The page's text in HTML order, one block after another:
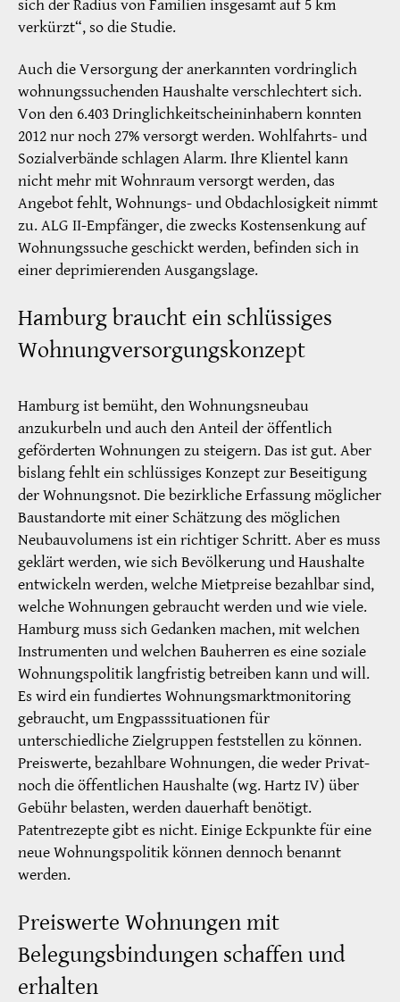
sich der Radius von Familien insgesamt auf 5 km
verkürzt“, so die Studie.
Auch die Versorgung der anerkannten vordringlich
wohnungssuchenden Haushalte verschlechtert sich.
Von den 6.403 Dringlichkeitscheininhabern konnten
2012 nur noch 27% versorgt werden. Wohlfahrts- und
Sozialverbände schlagen Alarm. Ihre Klientel kann
nicht mehr mit Wohnraum versorgt werden, das
Angebot fehlt, Wohnungs- und Obdachlosigkeit nimmt
zu. ALG II-Empfänger, die zwecks Kostensenkung auf
Wohnungssuche geschickt werden, befinden sich in
einer deprimierenden Ausgangslage.
Hamburg braucht ein schlüssiges
Wohnungversorgungskonzept
Hamburg ist bemüht, den Wohnungsneubau
anzukurbeln und auch den Anteil der öffentlich
geförderten Wohnungen zu steigern. Das ist gut. Aber
bislang fehlt ein schlüssiges Konzept zur Beseitigung
der Wohnungsnot. Die bezirkliche Erfassung möglicher
Baustandorte mit einer Schätzung des möglichen
Neubauvolumens ist ein richtiger Schritt. Aber es muss
geklärt werden, wie sich Bevölkerung und Haushalte
entwickeln werden, welche Mietpreise bezahlbar sind,
welche Wohnungen gebraucht werden und wie viele.
Hamburg muss sich Gedanken machen, mit welchen
Instrumenten und welchen Bauherren es eine soziale
Wohnungspolitik langfristig betreiben kann und will.
Es wird ein fundiertes Wohnungsmarktmonitoring
gebraucht, um Engpasssituationen für
unterschiedliche Zielgruppen feststellen zu können.
Preiswerte, bezahlbare Wohnungen, die weder Privat-
noch die öffentlichen Haushalte (wg. Hartz IV) über
Gebühr belasten, werden dauerhaft benötigt.
Patentrezepte gibt es nicht. Einige Eckpunkte für eine
neue Wohnungspolitik können dennoch benannt
werden.
Preiswerte Wohnungen mit
Belegungsbindungen schaffen und
erhalten